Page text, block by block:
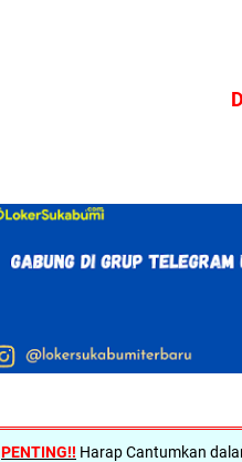
PENTING!! Harap Cantumkan